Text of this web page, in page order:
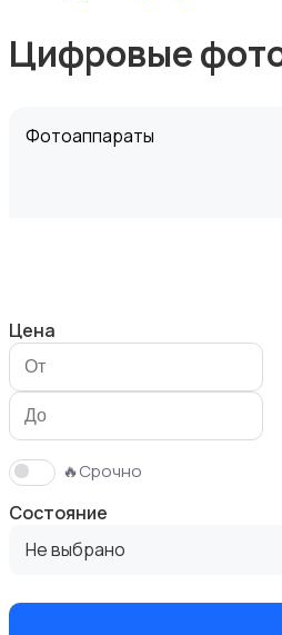
Цифровые
Фотоаппараты
Видеонаблюдение
Цена
🔥Срочно
Состояние
Не выбрано